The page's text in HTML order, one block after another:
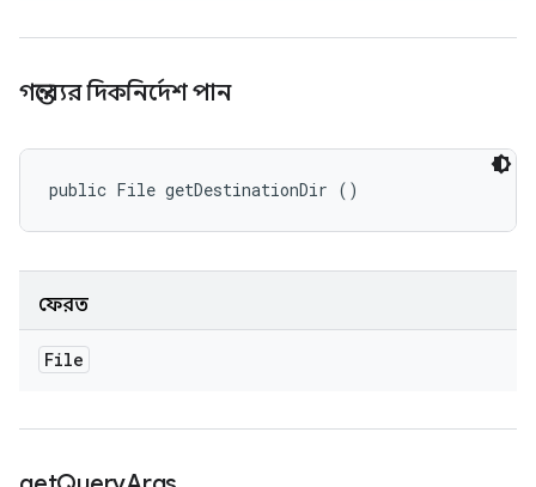
গন্তব্যের দিকনির্দেশ পান
public File getDestinationDir ()
ফেরত
File